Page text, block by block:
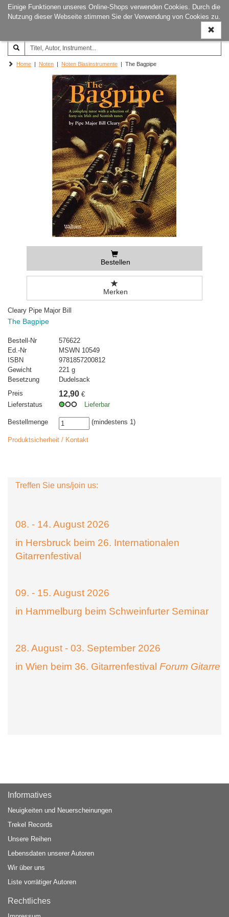
Einige Funktionen unseres Online-Shops verwenden Cookies. Durch die
Nutzung dieser Webseite stimmen Sie der Verwendung von Cookies zu.
ein-/
Joachim‐Trekel‐Musikverlag,
Hamburg
Home | Noten | Noten Blasinstrumente | The Bagpipe
Bestellen
Merken
Cleary Pipe Major Bill
The Bagpipe
Bestell-Nr
576622
Ed.-Nr
MSWN 10549
ISBN
9781857200812
Gewicht
221 g
Besetzung
Dudelsack
Preis
12,90 €
Lieferstatus
Lieferbar
Bestellmenge (mindestens 1)
Produktsicherheit / Kontakt
Treffen Sie uns/join us:
08. - 14. August 2026
in Hersbruck beim 26. Internationalen
Gitarrenfestival
09. - 15. August 2026
in Hammelburg beim Schweinfurter Seminar
28. August - 03. September 2026
in Wien beim 36. Gitarrenfestival Forum Gitarre
Informatives
Neuigkeiten und Neuerscheinungen
Trekel Records
Unsere Reihen
Lebensdaten unserer Autoren
Wir über uns
Liste vorrätiger Autoren
Rechtliches